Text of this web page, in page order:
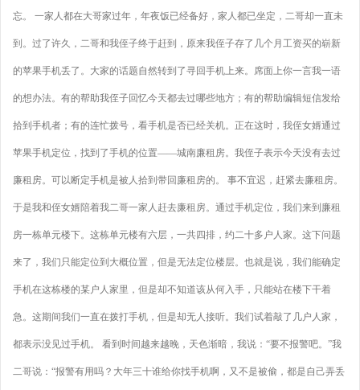
忘。 一家人都在大哥家过年，年夜饭已经备好，家人都已坐定，二哥却一直未
到。过了许久，二哥和我侄子终于赶到，原来我侄子存了几个月工资买的崭新
的苹果手机丢了。大家的话题自然转到了寻回手机上来。席面上你一言我一语
的想办法。有的帮助我侄子回忆今天都去过哪些地方；有的帮助编辑短信发给
拾到手机者；有的连忙拨号，看手机是否已经关机。正在这时，我侄女婿通过
苹果手机定位，找到了手机的位置——城南廉租房。我侄子表示今天没有去过
廉租房。可以断定手机是被人拾到带回廉租房的。 事不宜迟，赶紧去廉租房。
于是我和侄女婿陪着我二哥一家人赶去廉租房。通过手机定位，我们来到廉租
房一栋单元楼下。这栋单元楼有六层，一共四排，约二十多户人家。这下问题
来了，我们只能定位到大概位置，但是无法定位楼层。也就是说，我们能确定
手机在这栋楼的某户人家里，但是却不知道该从何入手，只能站在楼下干着
急。这期间我们一直在拨打手机，但是却无人接听。我们试着敲了几户人家，
都表示没见过手机。 看到时间越来越晚，天色渐暗，我说：“要不报警吧。”我
二哥说：“报警有用吗？大年三十谁给你找手机啊，又不是被偷，都是自己弄丢